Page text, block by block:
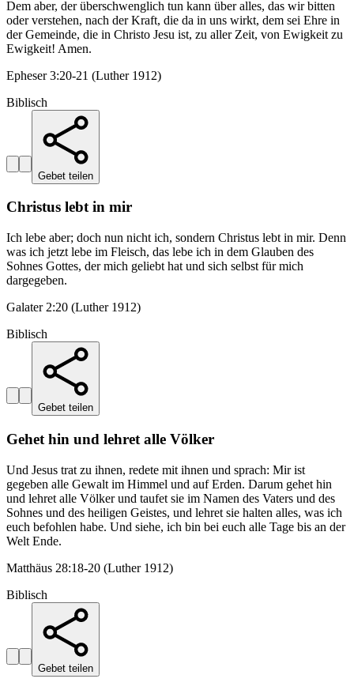
Dem aber, der überschwenglich tun kann über alles, das wir bitten
oder verstehen, nach der Kraft, die da in uns wirkt, dem sei Ehre in
der Gemeinde, die in Christo Jesu ist, zu aller Zeit, von Ewigkeit zu
Ewigkeit! Amen.
Epheser 3:20-21 (Luther 1912)
Biblisch
Gebet teilen
Christus lebt in mir
Ich lebe aber; doch nun nicht ich, sondern Christus lebt in mir. Denn
was ich jetzt lebe im Fleisch, das lebe ich in dem Glauben des
Sohnes Gottes, der mich geliebt hat und sich selbst für mich
dargegeben.
Galater 2:20 (Luther 1912)
Biblisch
Gebet teilen
Gehet hin und lehret alle Völker
Und Jesus trat zu ihnen, redete mit ihnen und sprach: Mir ist
gegeben alle Gewalt im Himmel und auf Erden. Darum gehet hin
und lehret alle Völker und taufet sie im Namen des Vaters und des
Sohnes und des heiligen Geistes, und lehret sie halten alles, was ich
euch befohlen habe. Und siehe, ich bin bei euch alle Tage bis an der
Welt Ende.
Matthäus 28:18-20 (Luther 1912)
Biblisch
Gebet teilen